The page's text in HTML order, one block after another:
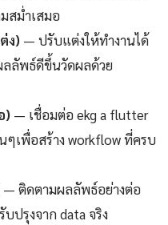
สม่ำเสมอ
ง) — ปรับแต่งให้ทำงานได้
ลลัพธ์ดีขึ้นวัดผลด้วย
) — เชื่อมต่อ ekg a flutter
เพื่อสร้าง workflow ที่ครบ
— ติดตามผลลัพธ์อย่างต่อ
ปรุงจาก data จริง